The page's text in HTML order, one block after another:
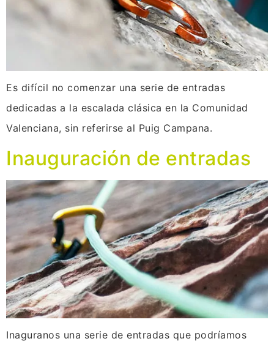
Es difícil no comenzar una serie de entradas
dedicadas a la escalada clásica en la Comunidad
Valenciana, sin referirse al Puig Campana.
Inauguración de entradas
Inaguranos una serie de entradas que podríamos